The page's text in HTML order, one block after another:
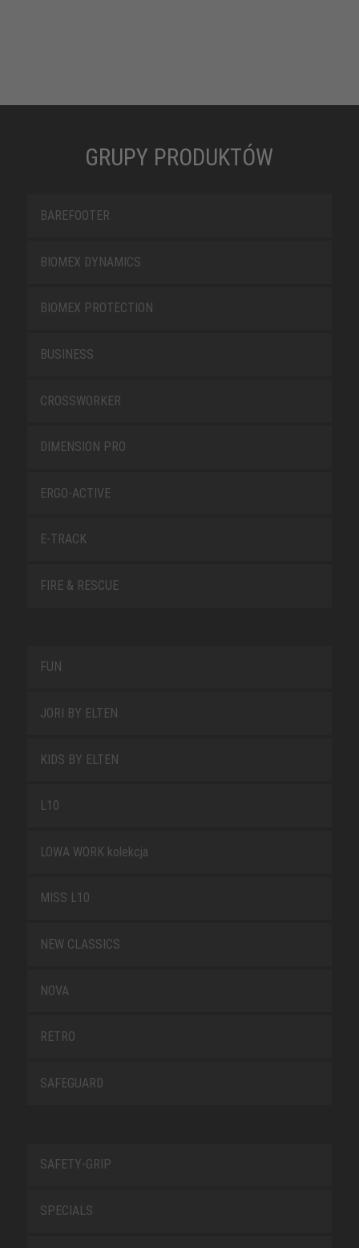
GRUPY PRODUKTÓW
BAREFOOTER
BIOMEX DYNAMICS
BIOMEX PROTECTION
BUSINESS
CROSSWORKER
DIMENSION PRO
ERGO-ACTIVE
E-TRACK
FIRE & RESCUE
FUN
JORI BY ELTEN
KIDS BY ELTEN
L10
LOWA WORK kolekcja
MISS L10
NEW CLASSICS
NOVA
RETRO
SAFEGUARD
SAFETY-GRIP
SPECIALS